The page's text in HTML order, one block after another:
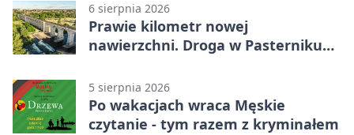
6 sierpnia 2026
Prawie kilometr nowej
nawierzchni. Droga w Pasterniku
5 sierpnia 2026
Po wakacjach wraca Męskie
czytanie - tym razem z kryminałem